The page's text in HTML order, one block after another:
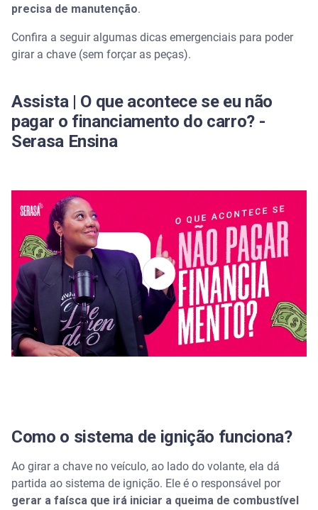
Emergências com a chave do carro? A assistência
Perguntas frequentes sobre quando a chave não
Posso lubrificar a chave de ignição?
Como posso saber se o chip da minha chave
Tem algum problema deixar a chave na ignição?
precisa de manutenção.
Confira a seguir algumas dicas emergenciais para poder
girar a chave (sem forçar as peças).
Assista | O que acontece se eu não
pagar o financiamento do carro? -
Serasa Ensina
Como o sistema de ignição funciona?
Ao girar a chave no veículo, ao lado do volante, ela dá
partida ao sistema de ignição. Ele é o responsável por
gerar a faísca que irá iniciar a queima de combustível